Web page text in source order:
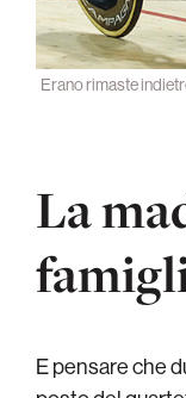
Erano rimaste
La
E pensare che